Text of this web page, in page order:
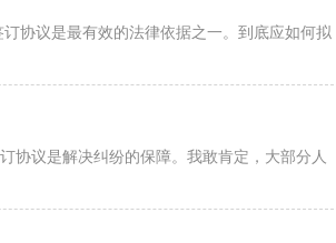
协议是最有效的法律依据之一。到底应如何拟
协议是解决纠纷的保障。我敢肯定，大部分人